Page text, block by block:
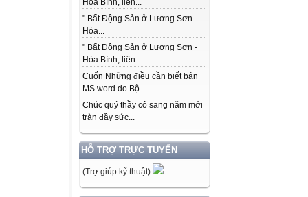
Hòa Bình, liên...
" Bất Động Sản ở Lương Sơn -
Hòa...
" Bất Động Sản ở Lương Sơn -
Hòa Bình, liên...
Cuốn Những điều cần biết bản
MS word do Bộ...
Chúc quý thầy cô sang năm mới
tràn đầy sức...
HỖ TRỢ TRỰC TUYẾN
(Trợ giúp kỹ thuật)